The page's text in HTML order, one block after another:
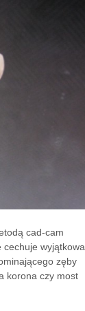
cad-cam
cechuje wyjątkowa
zęby
korona czy most